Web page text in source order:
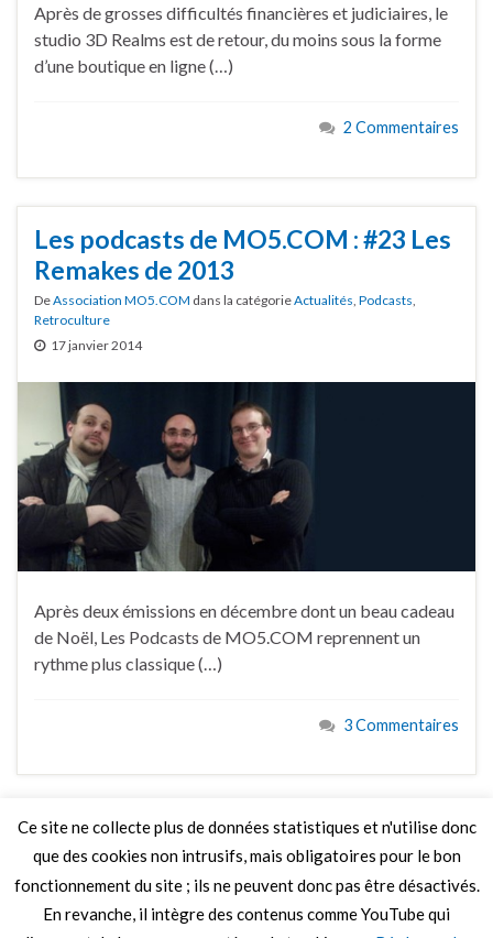
Après de grosses difficultés financières et judiciaires, le
studio 3D Realms est de retour, du moins sous la forme
d’une boutique en ligne (…)
2 Commentaires
Les podcasts de MO5.COM : #23 Les
Remakes de 2013
DeAssociation MO5.COM dans la catégorieActualités Podcasts
Retroculture
17 janvier 2014
Après deux émissions en décembre dont un beau cadeau
de Noël, Les Podcasts de MO5.COM reprennent un
rythme plus classique (…)
3 Commentaires
LIRE PLUS
Ce site ne collecte plus de données statistiques et n'utilise donc
que des cookies non intrusifs, mais obligatoires pour le bon
fonctionnement du site ; ils ne peuvent donc pas être désactivés.
En revanche, il intègre des contenus comme YouTube qui